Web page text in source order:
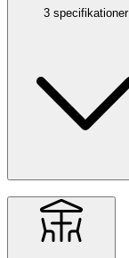
3 specifikationer